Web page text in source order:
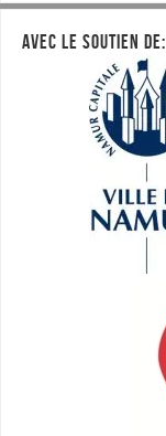
AVEC LE SOUTIEN DE: